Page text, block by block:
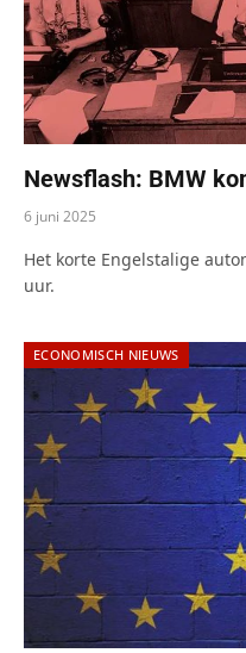
Newsflash: BMW
6 juni 2025
Het korte Engelstalige
uur.
ECONOMISCH NIEUWS